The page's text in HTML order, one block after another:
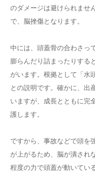
のダメージは避けられませ
で、脳挫傷となります。
中には、頭蓋骨の合わさっ
膨らんだり詰まったりする
がいます。根拠として「水
との説明です。確かに、出
いますが、成長とともに完
護します。
ですから、事故などで頭を
が上がるため、脳が潰され
程度の力で頭蓋が動いてい